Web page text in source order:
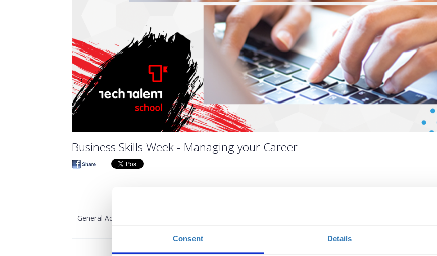
Consent Details
Business Skills Week - Managing your Career
General Admission
ended.